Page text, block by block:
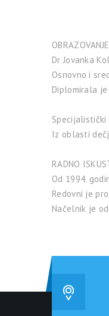
Dr Jovanka
Osnovno i
Diplomirala
Iz oblasti
RADNO
Od 1994.
Redovni je
Načelnik je